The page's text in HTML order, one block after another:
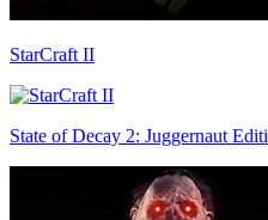
StarCraft II
State of Decay 2: Juggernaut